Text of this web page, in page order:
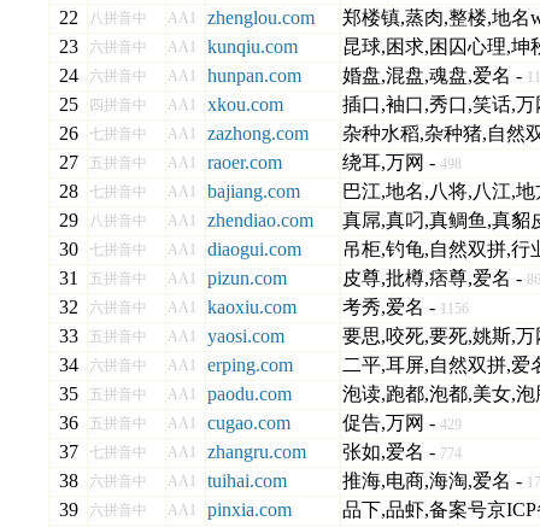
22 八拼音中 AA1 zhenglou.com
郑楼镇,蒸肉,整楼,地名
23
六拼音中 AA1 kunqiu.com
昆球,困求,困囚心理,坤
24
六拼音中 AA1 hunpan.com 婚盘,混盘,魂盘,爱名 -
25 四拼音中 AA1 xkou.com
插口,袖口,秀口,笑话,
26
七拼音中 AA1 zazhong.com
杂种水稻,杂种猪,自然
27
五拼音中 AA1 raoer.com 绕耳,万网 - 498
28 七拼音中 AA1 bajiang.com
巴江,地名,八将,八江,
29
八拼音中 AA1 zhendiao.com
真屌,真叼,真鲷鱼,真貂
30
七拼音中 AA1 diaogui.com
吊柜,钓龟,自然双拼,
31
五拼音中 AA1 pizun.com 皮尊,批樽,痞尊,爱名 -
32 六拼音中 AA1 kaoxiu.com 考秀,爱名 - 1156
33 五拼音中 AA1 yaosi.com
要思,咬死,要死,姚斯,
34
六拼音中 AA1 erping.com
二平,耳屏,自然双拼,爱
35
五拼音中 AA1 paodu.com
泡读,跑都,泡都,美女,
36
五拼音中 AA1 cugao.com 促告,万网 - 429
37 七拼音中 AA1 zhangru.com 张如,爱名 - 774
38 六拼音中 AA1 tuihai.com 推海,电商,海淘,爱名 -
39 六拼音中 AA1 pinxia.com
品下,品虾,备案号京